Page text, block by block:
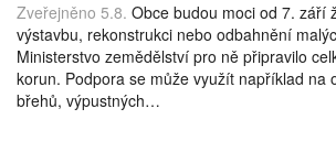
Zveřejněno 5.8. Obce budou moci od 7. září
výstavbu, rekonstrukci nebo odbahnění
Ministerstvo zemědělství pro ně připravilo
korun. Podpora se může využít například na
břehů, výpustných…